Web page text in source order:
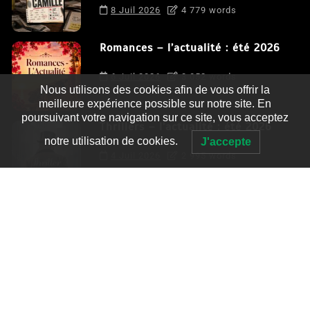
8 Juil 2026 4 779 words
Romances – l’actualité : été 2026
6 Juil 2026 3 052 words
Thrillers – l’actualité : été 2026
2 995 words
Nous utilisons des cookies afin de vous offrir la
meilleure expérience possible sur notre site. En
poursuivant votre navigation sur ce site, vous acceptez
notre utilisation de cookies. J'accepte